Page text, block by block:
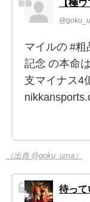
【極
マイルの #粗
記念 の本命
支マイナス4
（出典 @goku_uma）
待って